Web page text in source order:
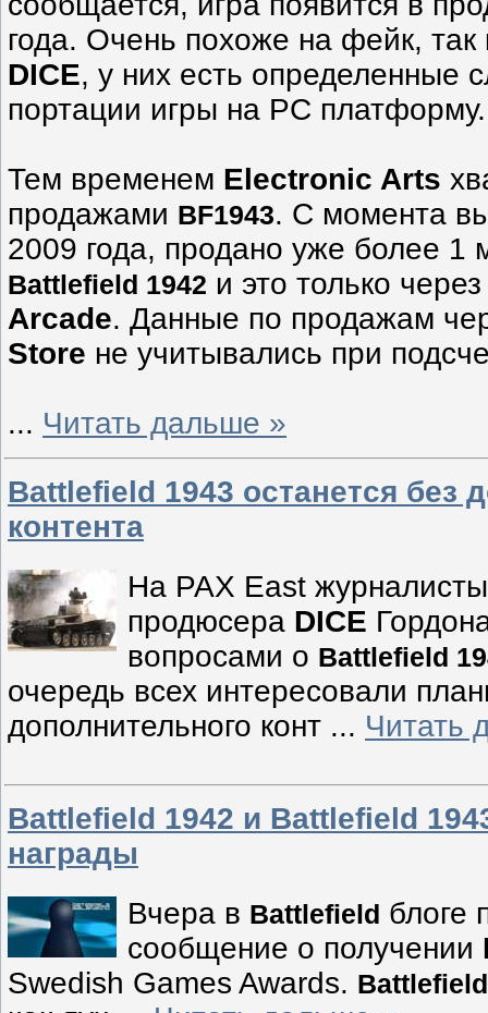
года. Очень похоже на фейк, так
DICE, у них есть определенные
портации игры на PC платформу.
Тем временем Electronic Arts
продажами BF1943. С момента
2009 года, продано уже более 1
Battlefield 1942 и это только
Arcade. Данные по продажам
Store не учитывались при
... Читать дальше »
Battlefield 1943 останется без
контента
На PAX East
продюсера DICE
вопросами о Battlefield
очередь всех интересовали
дополнительного конт ... Читать
Battlefield 1942 и Battlefield
награды
Вчера в Battlefield блоге
сообщение о получении
Swedish Games Awards.